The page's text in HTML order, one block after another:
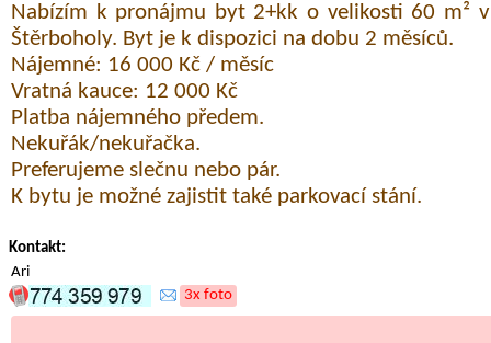
Nabízím k pronájmu byt 2+kk o velikosti 60 m²
Štěrboholy. Byt je k dispozici na dobu 2 měsíců.
Nájemné: 16 000 Kč / měsíc
Vratná kauce: 12 000 Kč
Platba nájemného předem.
Nekuřák/nekuřačka.
Preferujeme slečnu nebo pár.
K bytu je možné zajistit také parkovací stání.
Kontakt:
Ari
3x foto